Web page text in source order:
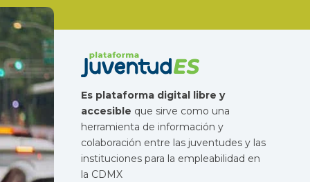
Es plataforma digital libre y
accesible que sirve como una
herramienta de información y
colaboración entre las juventudes y las
instituciones para la empleabilidad en
la CDMX